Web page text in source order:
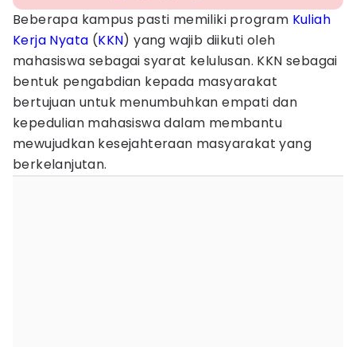
Beberapa kampus pasti memiliki program Kuliah
Kerja Nyata (KKN) yang wajib diikuti oleh
mahasiswa sebagai syarat kelulusan. KKN sebagai
bentuk pengabdian kepada masyarakat
bertujuan untuk menumbuhkan empati dan
kepedulian mahasiswa dalam membantu
mewujudkan kesejahteraan masyarakat yang
berkelanjutan.